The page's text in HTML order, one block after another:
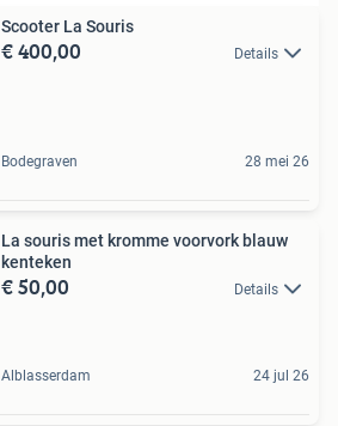
Scooter La Souris
€ 400,00 Details
Bodegraven 28 mei 26
La souris met kromme voorvork blauw
kenteken
€ 50,00 Details
Alblasserdam 24 jul 26